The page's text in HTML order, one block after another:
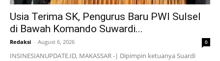
Usia Terima SK, Pengurus Baru PWI Sulsel
di Bawah Komando Suwardi...
Redaksi - August 6, 2026 0
INSINESIANUPDATE.ID, MAKASSAR -| Dipimpin ketuanya Suardi